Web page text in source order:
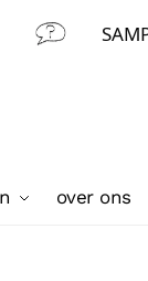
Con
over ons